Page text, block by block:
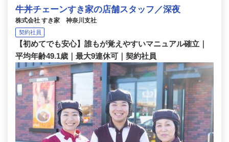
牛丼チェーンすき家の店舗スタッフ／深夜
株式会社 すき家 神奈川支社
契約社員
【初めてでも安心】誰もが覚えやすいマニュアル確立｜
平均年齢49.1歳｜最大9連休可｜契約社員